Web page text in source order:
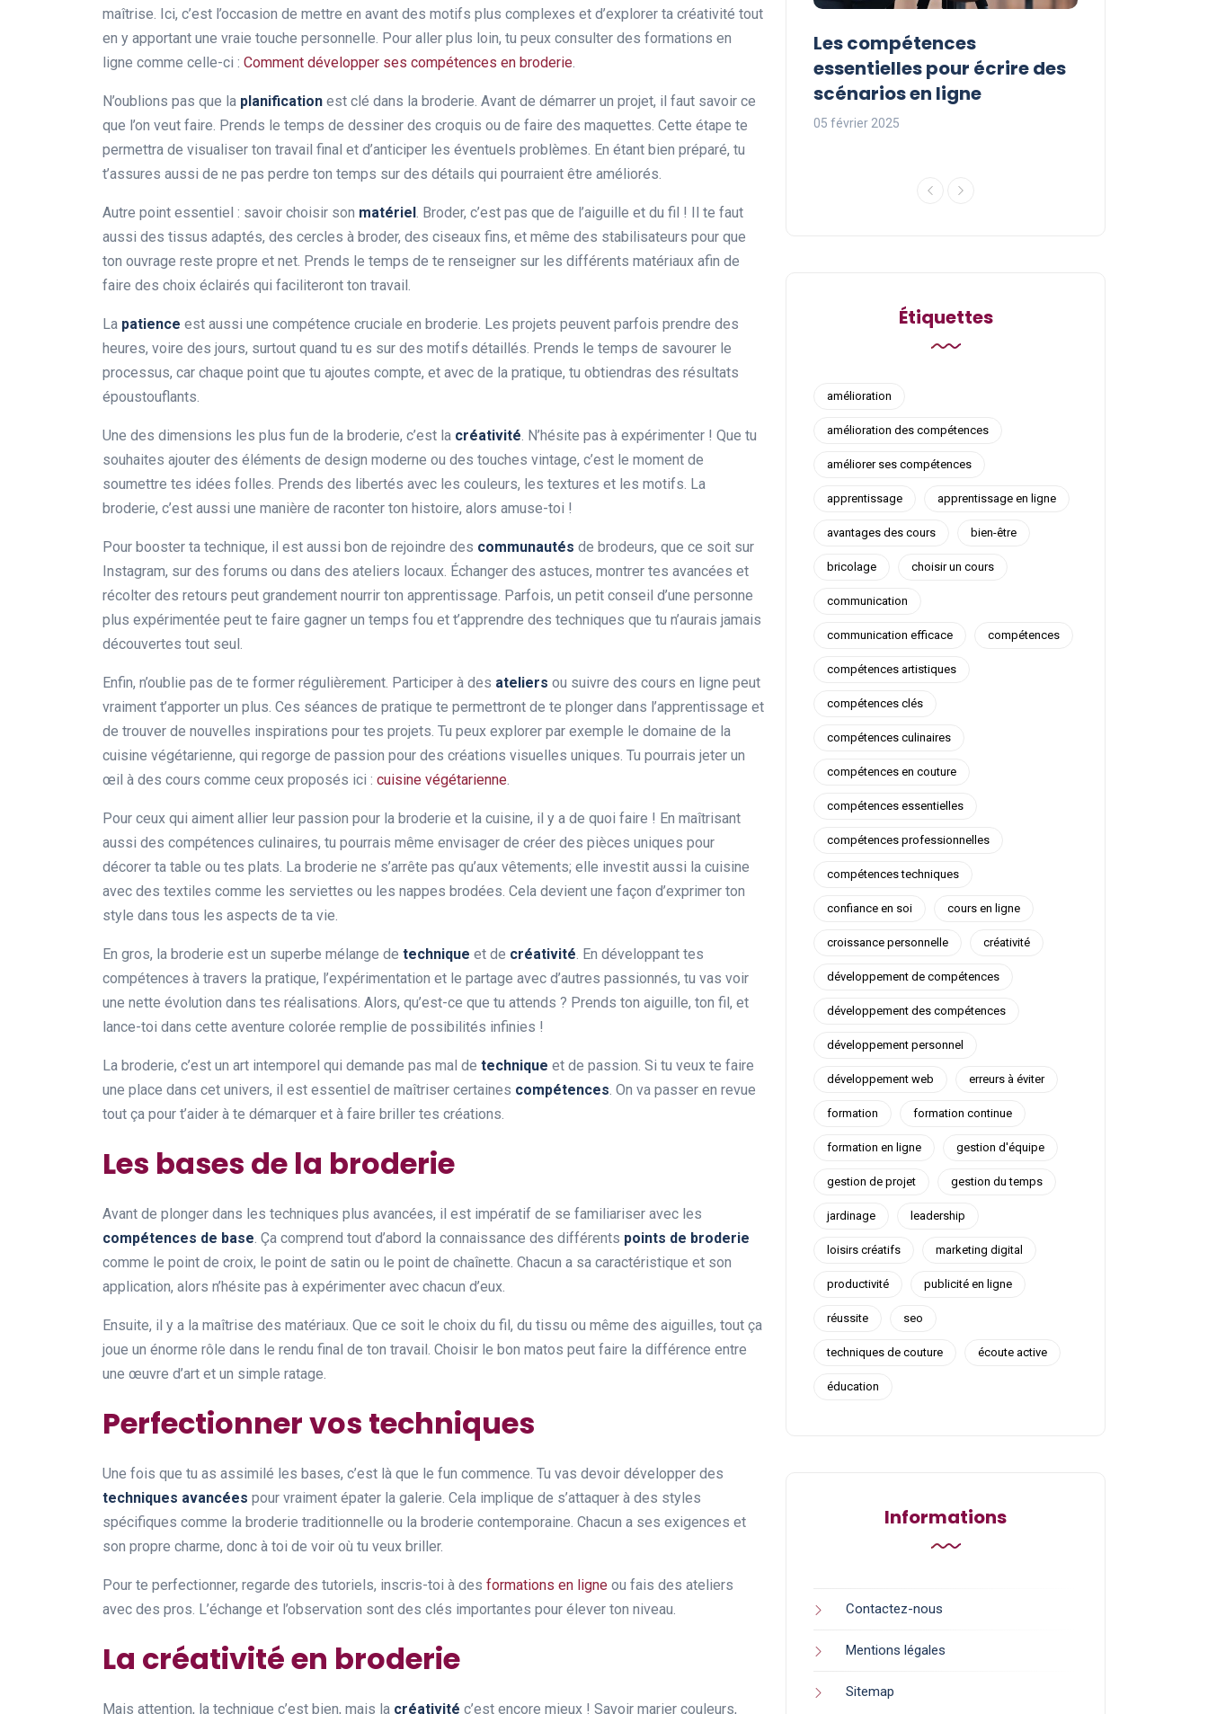
maîtrise. Ici, c’est l’occasion de mettre en avant des motifs plus complexes et d’explorer ta créativité tout
en y apportant une vraie touche personnelle. Pour aller plus loin, tu peux consulter des formations en
ligne comme celle-ci : Comment développer ses compétences en broderie.
N’oublions pas que la planification est clé dans la broderie. Avant de démarrer un projet, il faut savoir ce
que l’on veut faire. Prends le temps de dessiner des croquis ou de faire des maquettes. Cette étape te
permettra de visualiser ton travail final et d’anticiper les éventuels problèmes. En étant bien préparé, tu
t’assures aussi de ne pas perdre ton temps sur des détails qui pourraient être améliorés.
Autre point essentiel : savoir choisir son matériel . Broder, c’est pas que de l’aiguille et du fil ! Il te faut
aussi des tissus adaptés, des cercles à broder, des ciseaux fins, et même des stabilisateurs pour que
ton ouvrage reste propre et net. Prends le temps de te renseigner sur les différents matériaux afin de
faire des choix éclairés qui faciliteront ton travail.
La patience est aussi une compétence cruciale en broderie. Les projets peuvent parfois prendre des
heures, voire des jours, surtout quand tu es sur des motifs détaillés. Prends le temps de savourer le
processus, car chaque point que tu ajoutes compte, et avec de la pratique, tu obtiendras des résultats
époustouflants.
Une des dimensions les plus fun de la broderie, c’est la créativité. N’hésite pas à expérimenter ! Que tu
souhaites ajouter des éléments de design moderne ou des touches vintage, c’est le moment de
soumettre tes idées folles. Prends des libertés avec les couleurs, les textures et les motifs. La
broderie, c’est aussi une manière de raconter ton histoire, alors amuse-toi !
Pour booster ta technique, il est aussi bon de rejoindre des communautés de brodeurs, que ce soit sur
Instagram, sur des forums ou dans des ateliers locaux. Échanger des astuces, montrer tes avancées et
récolter des retours peut grandement nourrir ton apprentissage. Parfois, un petit conseil d’une personne
plus expérimentée peut te faire gagner un temps fou et t’apprendre des techniques que tu n’aurais jamais
découvertes tout seul.
Enfin, n’oublie pas de te former régulièrement. Participer à des ateliers ou suivre des cours en ligne peut
vraiment t’apporter un plus. Ces séances de pratique te permettront de te plonger dans l’apprentissage et
de trouver de nouvelles inspirations pour tes projets. Tu peux explorer par exemple le domaine de la
cuisine végétarienne, qui regorge de passion pour des créations visuelles uniques. Tu pourrais jeter un
œil à des cours comme ceux proposés ici : cuisine végétarienne.
Pour ceux qui aiment allier leur passion pour la broderie et la cuisine, il y a de quoi faire ! En maîtrisant
aussi des compétences culinaires, tu pourrais même envisager de créer des pièces uniques pour
décorer ta table ou tes plats. La broderie ne s’arrête pas qu’aux vêtements; elle investit aussi la cuisine
avec des textiles comme les serviettes ou les nappes brodées. Cela devient une façon d’exprimer ton
style dans tous les aspects de ta vie.
En gros, la broderie est un superbe mélange de technique et de créativité. En développant tes
compétences à travers la pratique, l’expérimentation et le partage avec d’autres passionnés, tu vas voir
une nette évolution dans tes réalisations. Alors, qu’est-ce que tu attends ? Prends ton aiguille, ton fil, et
lance-toi dans cette aventure colorée remplie de possibilités infinies !
La broderie, c’est un art intemporel qui demande pas mal de technique et de passion. Si tu veux te faire
une place dans cet univers, il est essentiel de maîtriser certaines compétences. On va passer en revue
tout ça pour t’aider à te démarquer et à faire briller tes créations.
Les bases de la broderie
Avant de plonger dans les techniques plus avancées, il est impératif de se familiariser avec les
compétences de base. Ça comprend tout d’abord la connaissance des différents points de broderie
comme le point de croix, le point de satin ou le point de chaînette. Chacun a sa caractéristique et son
application, alors n’hésite pas à expérimenter avec chacun d’eux.
Ensuite, il y a la maîtrise des matériaux. Que ce soit le choix du fil, du tissu ou même des aiguilles, tout ça
joue un énorme rôle dans le rendu final de ton travail. Choisir le bon matos peut faire la différence entre
une œuvre d’art et un simple ratage.
Perfectionner vos techniques
Une fois que tu as assimilé les bases, c’est là que le fun commence. Tu vas devoir développer des
techniques avancées pour vraiment épater la galerie. Cela implique de s’attaquer à des styles
spécifiques comme la broderie traditionnelle ou la broderie contemporaine. Chacun a ses exigences et
son propre charme, donc à toi de voir où tu veux briller.
Pour te perfectionner, regarde des tutoriels, inscris-toi à des formations en ligne ou fais des ateliers
avec des pros. L’échange et l’observation sont des clés importantes pour élever ton niveau.
La créativité en broderie
Mais attention, la technique c’est bien, mais la créativité c’est encore mieux ! Savoir marier couleurs,
Comment améliorer vos
compétences en écriture
publicitaire en ligne
04 février 2025
Les compétences
essentielles pour écrire des
scénarios en ligne
05 février 2025
Étiquettes
amélioration
amélioration des compétences
améliorer ses compétences
apprentissage apprentissage en ligne
avantages des cours bien-être
bricolage choisir un cours
communication
communication efficace compétences
compétences artistiques
compétences clés
compétences culinaires
compétences en couture
compétences essentielles
compétences professionnelles
compétences techniques
confiance en soi cours en ligne
croissance personnelle créativité
développement de compétences
développement des compétences
développement personnel
développement web erreurs à éviter
formation formation continue
formation en ligne gestion d'équipe
gestion de projet gestion du temps
jardinage leadership
loisirs créatifs marketing digital
productivité publicité en ligne
réussite seo
techniques de couture écoute active
éducation
Informations
Contactez-nous
Mentions légales
Sitemap